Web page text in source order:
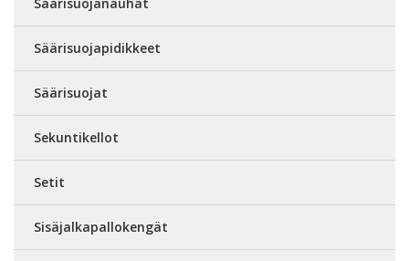
Säärisuojapidikkeet
Säärisuojat
Sekuntikellot
Setit
Sisäjalkapallokengät